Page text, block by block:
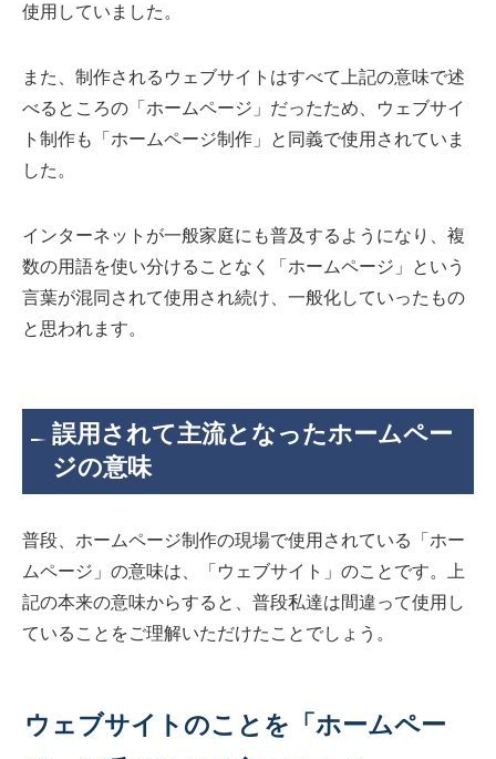
使用していました。
また、制作されるウェブサイトはすべて上記の意味で述
べるところの「ホームページ」だったため、ウェブサイ
ト制作も「ホームページ制作」と同義で使用されていま
した。
インターネットが一般家庭にも普及するようになり、複
数の用語を使い分けることなく「ホームページ」という
言葉が混同されて使用され続け、一般化していったもの
と思われます。
誤用されて主流となったホームペー
ジの意味
普段、ホームページ制作の現場で使用されている「ホー
ムページ」の意味は、「ウェブサイト」のことです。上
記の本来の意味からすると、普段私達は間違って使用し
ていることをご理解いただけたことでしょう。
ウェブサイトのことを「ホームペー